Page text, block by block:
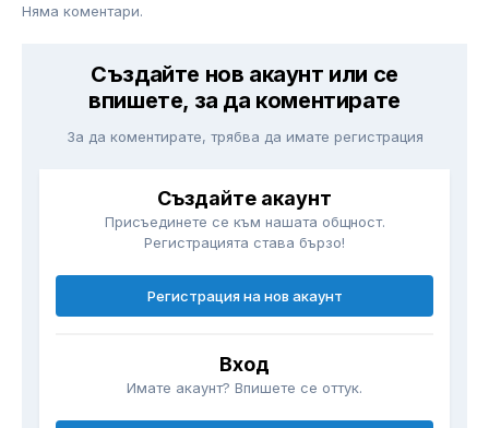
Няма коментари.
Създайте нов акаунт или се
впишете, за да коментирате
За да коментирате, трябва да имате регистрация
Създайте акаунт
Присъединете се към нашата общност.
Регистрацията става бързо!
Регистрация на нов акаунт
Вход
Имате акаунт? Впишете се оттук.